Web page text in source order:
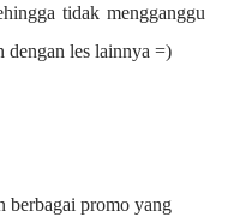
tidak mengganggu
dengan les lainnya =)
berbagai promo yang